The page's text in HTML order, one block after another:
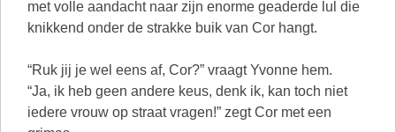
met volle aandacht naar zijn enorme geaderde lul die
knikkend onder de strakke buik van Cor hangt.
“Ruk jij je wel eens af, Cor?” vraagt Yvonne hem.
“Ja, ik heb geen andere keus, denk ik, kan toch niet
iedere vrouw op straat vragen!” zegt Cor met een